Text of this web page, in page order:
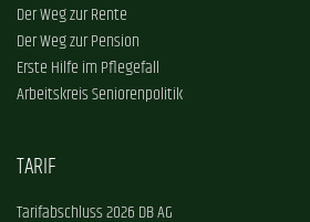
Der Weg zur Rente
Der Weg zur Pension
Erste Hilfe im Pflegefall
Arbeitskreis Seniorenpolitik
TARIF
Tarifabschluss 2026 DB AG